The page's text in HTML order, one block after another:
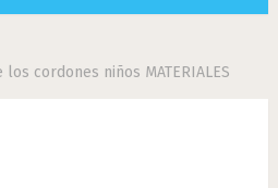
cordones niños MATERIALES